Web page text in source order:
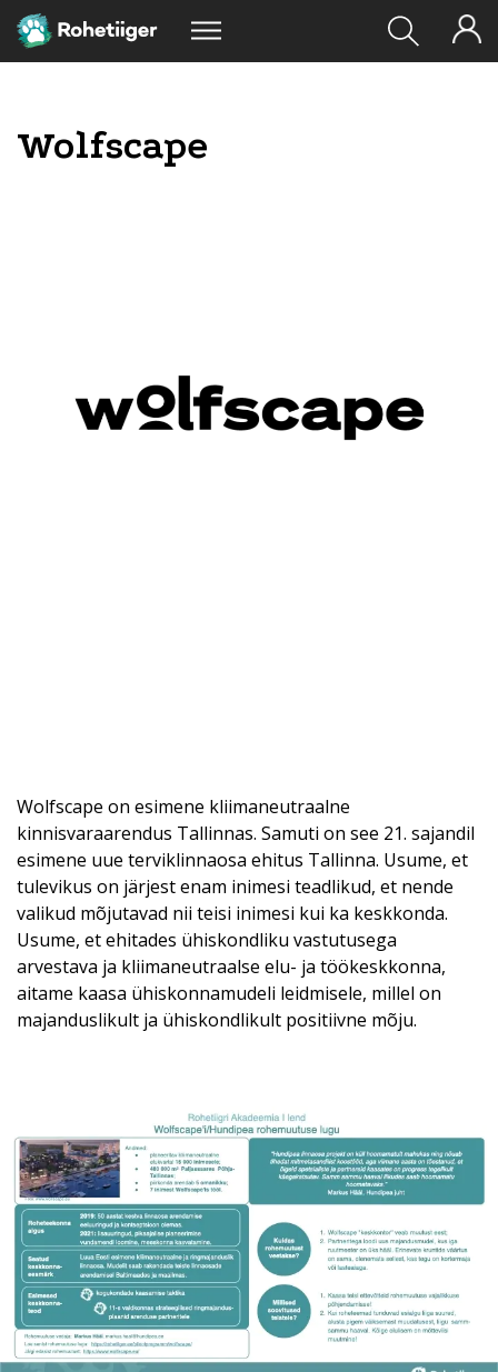
Wolfscape
Wolfscape on esimene kliimaneutraalne
kinnisvaraarendus Tallinnas. Samuti on see 21. sajandil
esimene uue terviklinnaosa ehitus Tallinna. Usume, et
tulevikus on järjest enam inimesi teadlikud, et nende
valikud mõjutavad nii teisi inimesi kui ka keskkonda.
Usume, et ehitades ühiskondliku vastutusega
arvestava ja kliimaneutraalse elu- ja töökeskkonna,
aitame kaasa ühiskonnamudeli leidmisele, millel on
majanduslikult ja ühiskondlikult positiivne mõju.